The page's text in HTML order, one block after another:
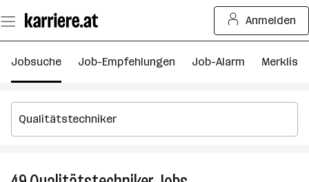
Seiteninhalt
springen
Anmelden
Jobsuche Job-Empfehlungen Job-Alarm Merkliste